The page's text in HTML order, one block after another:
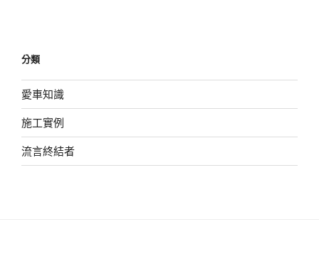
分類
愛車知識
施工實例
流言終結者